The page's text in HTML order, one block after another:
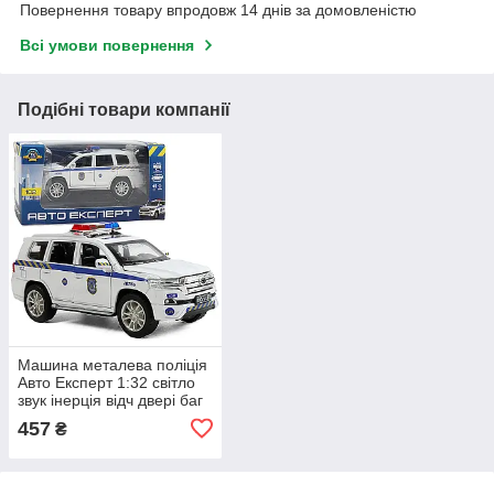
Повернення товару впродовж 14 днів за домовленістю
Всі умови повернення
Подібні товари компанії
Машина металева поліція
Авто Експерт 1:32 світло
звук інерція відч двері баг
457 ₴